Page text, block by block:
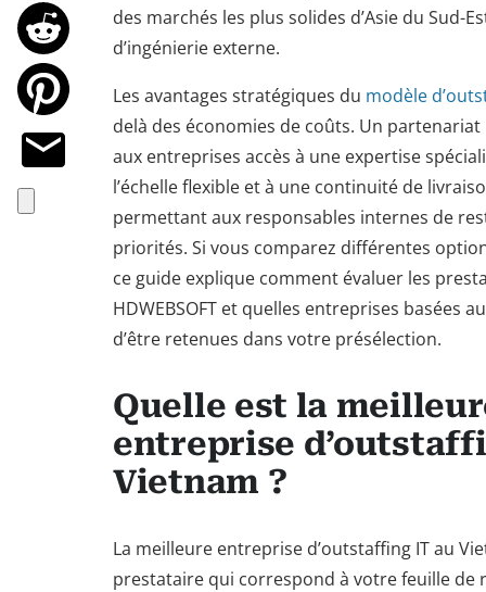
des marchés les plus solides d’Asie du Sud-
d’ingénierie externe.
Les avantages stratégiques du modèle
delà des économies de coûts. Un
aux entreprises accès à une expertise
l’échelle flexible et à une continuité de
permettant aux responsables internes de
priorités. Si vous comparez différentes
ce guide explique comment évaluer les
HDWEBSOFT et quelles entreprises basées
d’être retenues dans votre présélection.
Quelle est la
entreprise
Vietnam ?
La meilleure entreprise d’outstaffing IT au
prestataire qui correspond à votre feuille de